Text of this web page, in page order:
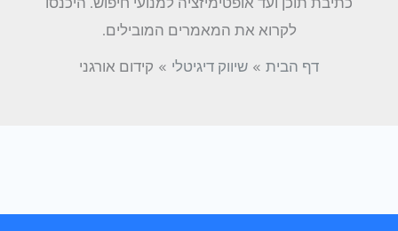
לקרוא את המאמרים המובילים.
דף הבית שיווק דיגיטלי קידום אורגני